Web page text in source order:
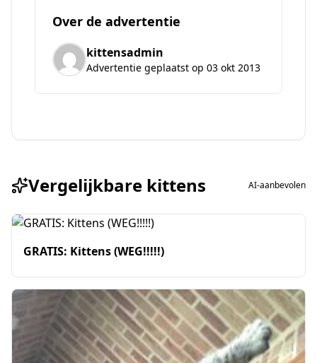
Over de advertentie
kittensadmin
Advertentie geplaatst op 03 okt 2013
Vergelijkbare kittens AI-aanbevolen
GRATIS: Kittens (WEG!!!!!)